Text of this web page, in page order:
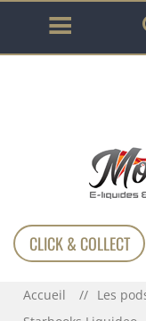
GARANTIE À
CLICK & COLLECT
Accueil
Les